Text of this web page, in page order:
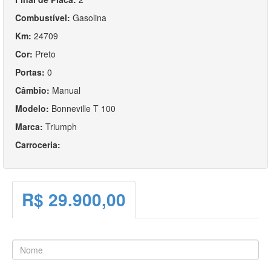
Combustível: Gasolina
Km: 24709
Cor: Preto
Portas: 0
Câmbio: Manual
Modelo: Bonneville T 100
Marca: Triumph
Carroceria:
R$ 29.900,00